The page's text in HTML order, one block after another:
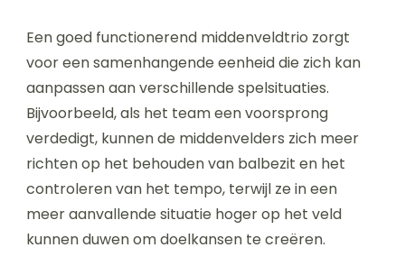
Een goed functionerend middenveldtrio zorgt
voor een samenhangende eenheid die zich kan
aanpassen aan verschillende spelsituaties.
Bijvoorbeeld, als het team een voorsprong
verdedigt, kunnen de middenvelders zich meer
richten op het behouden van balbezit en het
controleren van het tempo, terwijl ze in een
meer aanvallende situatie hoger op het veld
kunnen duwen om doelkansen te creëren.